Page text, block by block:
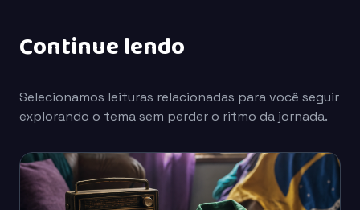
Continue lendo
Selecionamos leituras relacionadas para você seguir
explorando o tema sem perder o ritmo da jornada.